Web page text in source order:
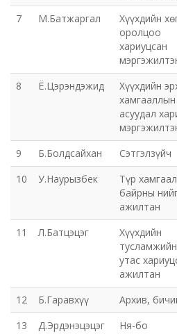
7 М.Батжаргал
Хүүхдийн
оролцоо
хариуцсан
8 Ё.Цэрэндэжид
Хүүхдийн
хамгааллын
асуудал
9 Б.Болдсайхан Сэтгэлзүйч
10
У.Наурызбек
Түр
байрны
ажилтан
11 Л.Батцэцэг
Хүүхдийн
утас
ажилтан
12 Б.Гаравхүү Архив,
13
Д.Эрдэнэцэцэг Ня-бо